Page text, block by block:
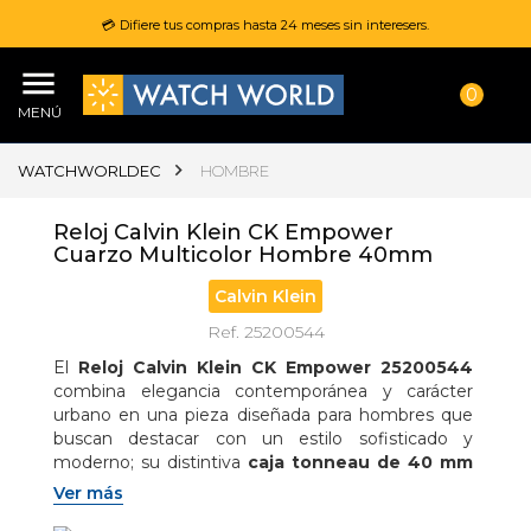
💳 Difiere tus compras hasta 24 meses sin interesers.
MENÚ
0
WATCHWORLDEC HOMBRE
Reloj Calvin Klein CK Empower
Cuarzo Multicolor Hombre 40mm
Calvin Klein
Ref. 25200544
El Reloj Calvin Klein CK Empower 25200544
combina elegancia contemporánea y carácter
urbano en una pieza diseñada para hombres que
buscan destacar con un estilo sofisticado y
moderno; su distintiva caja tonneau de 40 mm
en acero inoxidable
robusta y refinada, mientras que el
Ver más